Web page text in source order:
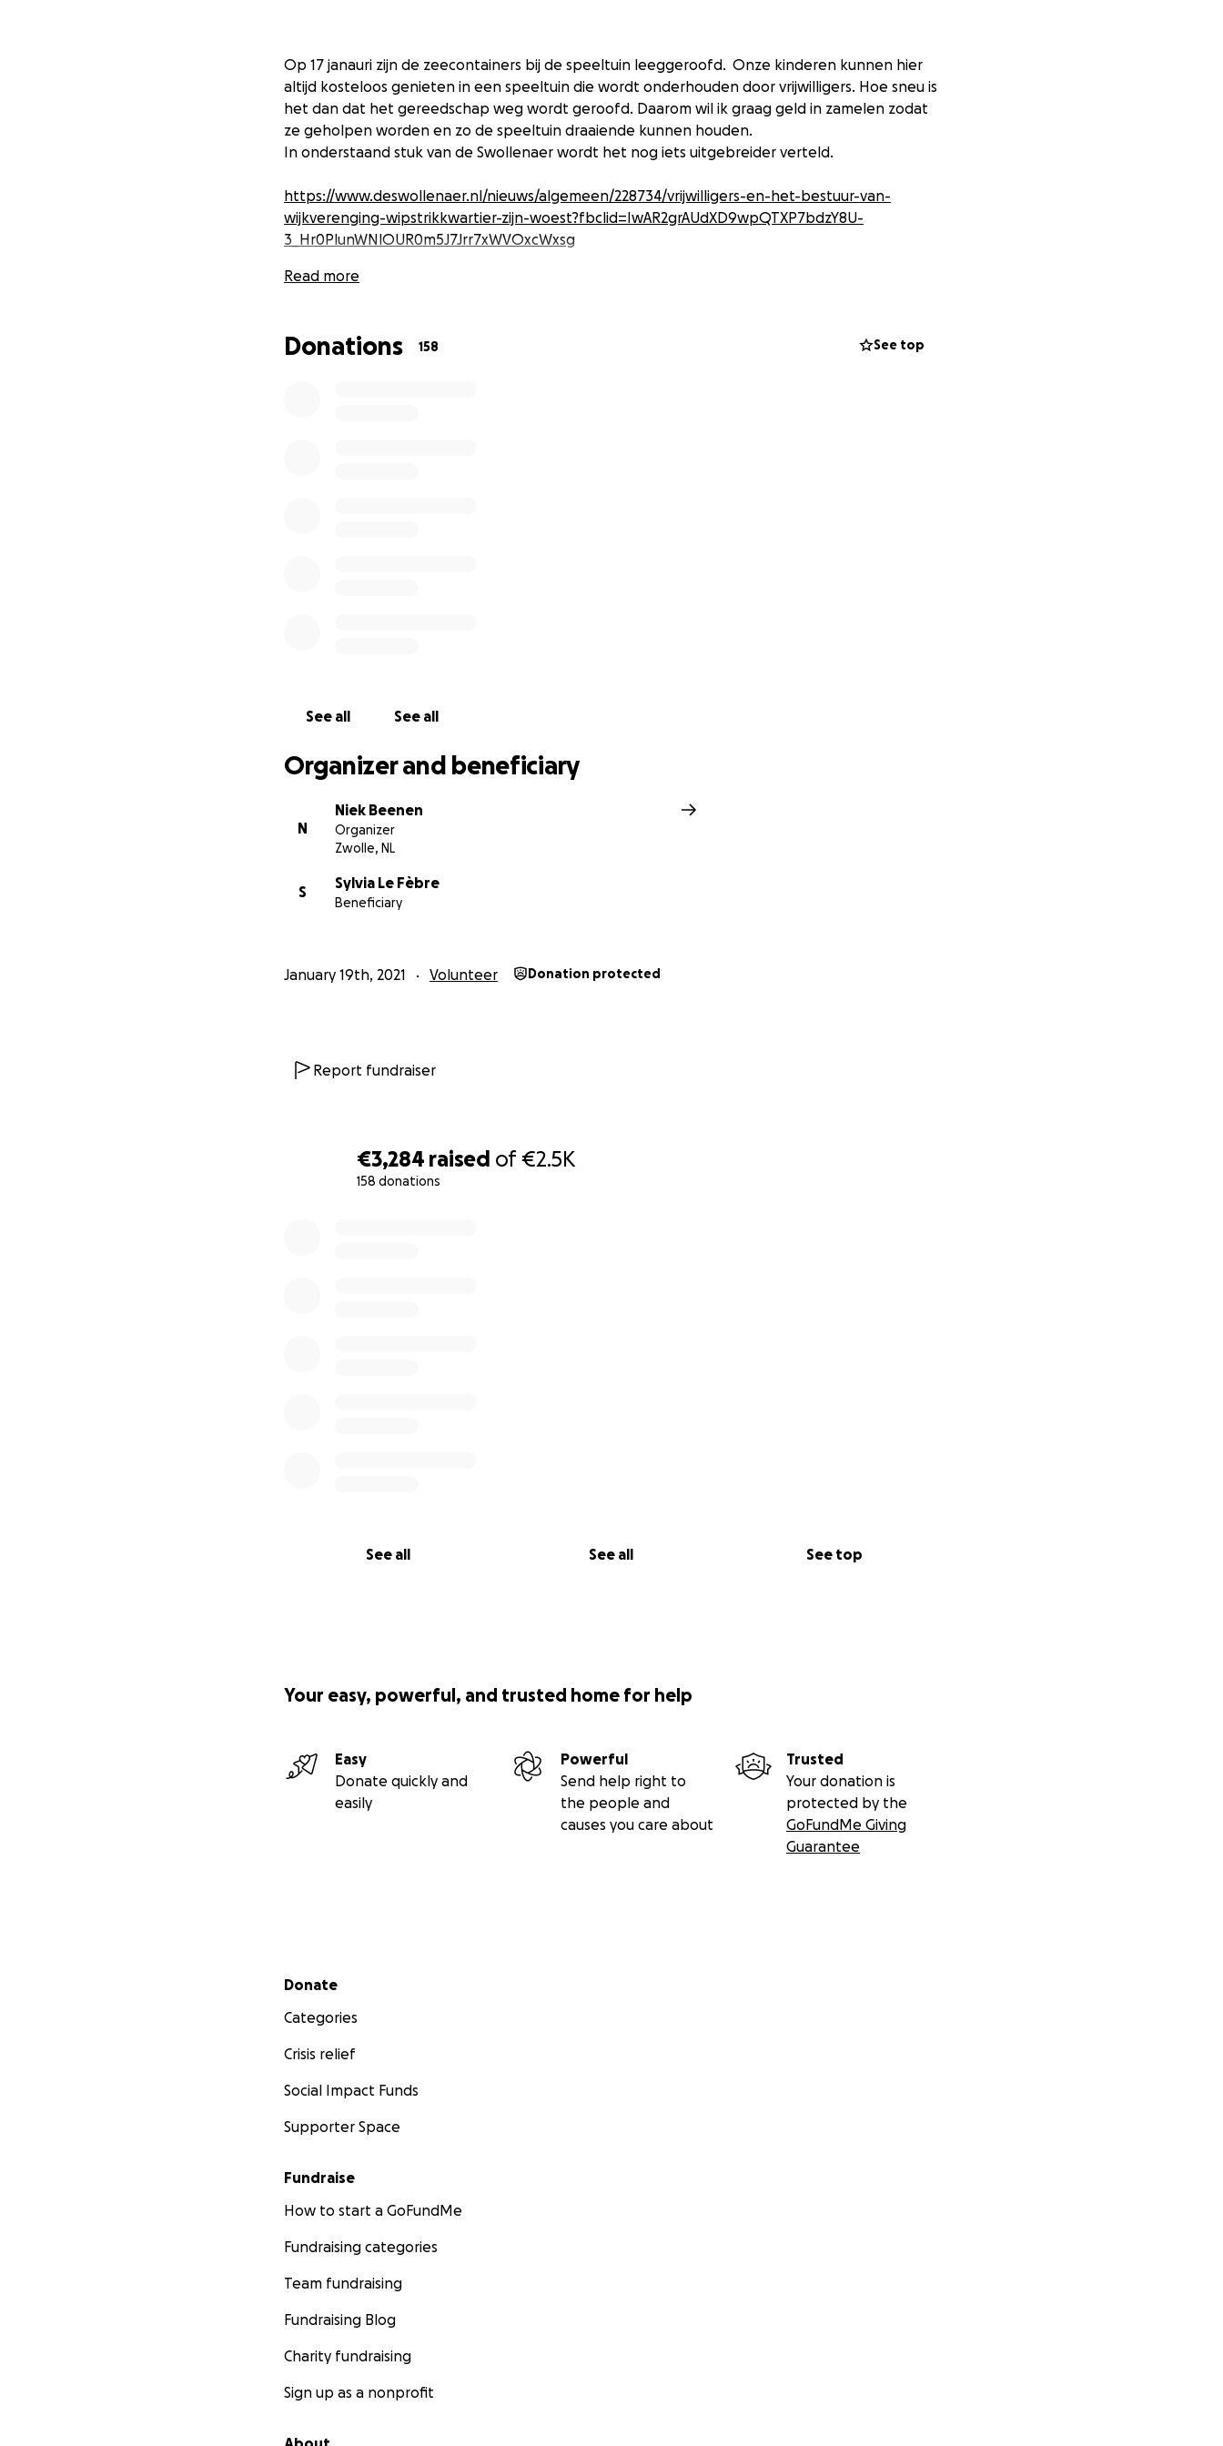
€3,284 raised of€2.5K
158 donations
See all See all See top
Op 17 janauri zijn de zeecontainers bij de speeltuin leeggeroofd. Onze kinderen kunnen hier
altijd kosteloos genieten in een speeltuin die wordt onderhouden door vrijwilligers. Hoe sneu is
het dan dat het gereedschap weg wordt geroofd. Daarom wil ik graag geld in zamelen zodat
ze geholpen worden en zo de speeltuin draaiende kunnen houden.
In onderstaand stuk van de Swollenaer wordt het nog iets uitgebreider verteld.
https://www.deswollenaer.nl/nieuws/algemeen/228734/vrijwilligers-en-het-bestuur-van-
wijkverenging-wipstrikkwartier-zijn-woest?fbclid=IwAR2grAUdXD9wpQTXP7bdzY8U-
3_Hr0PlunWNlOUR0m5J7Jrr7xWVOxcWxsg
Read more
Donations 158 See top
See all See all
Organizer and beneficiary
N
Niek Beenen
Organizer
Zwolle, NL
S
Sylvia Le Fèbre
Beneficiary
January 19th, 2021 Volunteer Donation protected
Report fundraiser
Your easy, powerful, and trusted home for help
Easy
Donate quickly and
easily
Powerful
Send help right to
the people and
causes you care about
Trusted
Your donation is
protected by the
GoFundMe Giving
Guarantee
Secondary menu
Donate
Categories
Crisis relief
Social Impact Funds
Supporter Space
Fundraise
How to start a GoFundMe
Fundraising categories
Team fundraising
Fundraising Blog
Charity fundraising
Sign up as a nonprofit